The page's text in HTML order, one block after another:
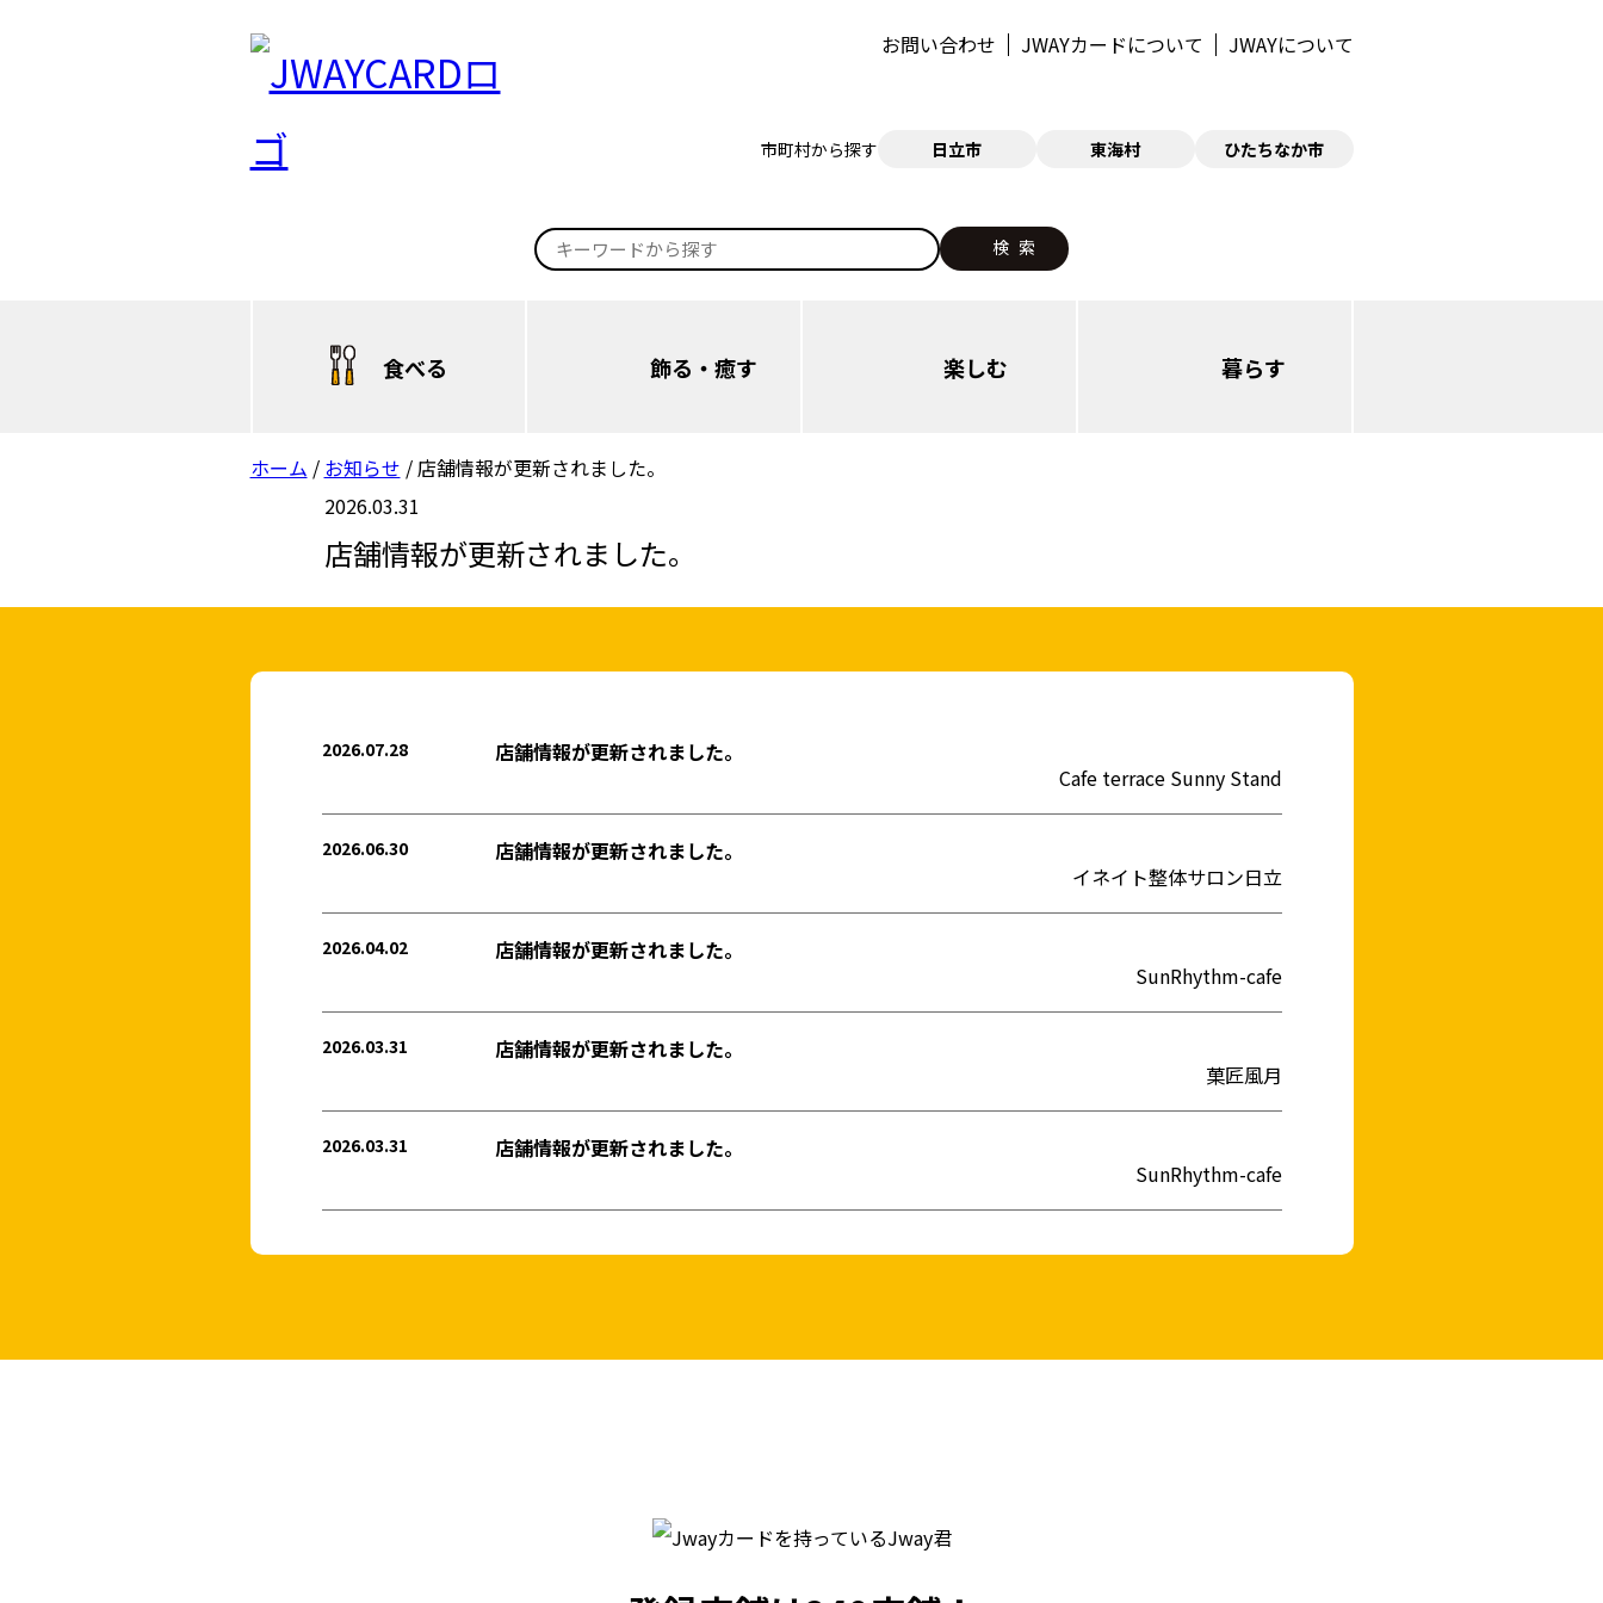
お問い合わせ JWAYカードについて JWAYについて
市町村から探す 日立市 東海村 ひたちなか市
検
検索
食べる
ひたちなか（佐和）
ひたちなか（勝田）
飾る・癒す
ひたちなか（佐和）
ひたちなか（勝田）
楽しむ
ひたちなか（勝田）
暮らす
ひたちなか（勝田）
ひたちなか（那珂湊）
ホーム / お知らせ /店舗情報が更新されました。
2026.03.31
店舗情報が更新されました。
2026.07.28
店舗情報が更新されました。
Cafe terrace Sunny Stand
2026.06.30
店舗情報が更新されました。
イネイト整体サロン日立
2026.04.02
店舗情報が更新されました。
SunRhythm-cafe
2026.03.31
店舗情報が更新されました。
菓匠風月
2026.03.31
店舗情報が更新されました。
SunRhythm-cafe